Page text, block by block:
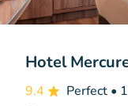
Hotel
9.4 Perfect •